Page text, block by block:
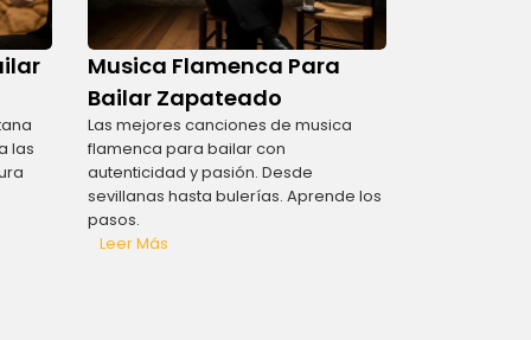
las
Musica Flamenca Para
Bailar Zapateado
Las mejores canciones de musica
flamenca para bailar con
autenticidad y pasión. Desde
sevillanas hasta bulerías. Aprende los
pasos.
Leer Más